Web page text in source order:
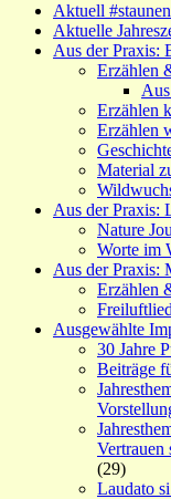
Aktuell
Aktuelle
Aus der Praxis:
Erzählen
Erzählen
Erzählen
Material
Aus der Praxis:
Nature
Worte im
Aus der Praxis:
Erzählen
Ausgewählte
30 Jahre
Beiträge
Vertrauen
(29)
Laudato